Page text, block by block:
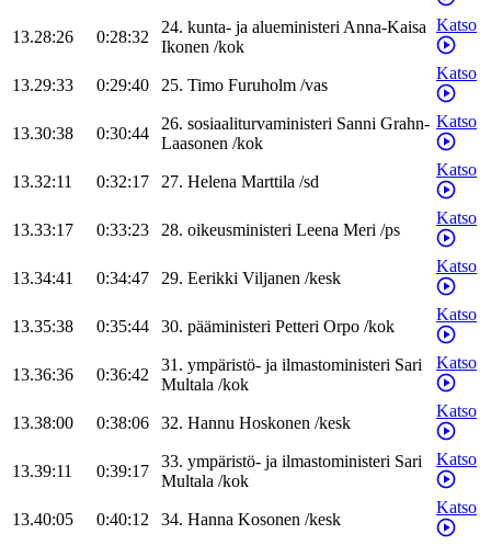
13.28:26 0:28:32
24. kunta- ja alueministeriAnna-Kaisa
Ikonen /kok
Katso
13.29:33 0:29:40 25. Timo Furuholm /vas
Katso
13.30:38 0:30:44
26. sosiaaliturvaministeri Sanni Grahn-
Laasonen /kok
Katso
13.32:11 0:32:17 27. Helena Marttila /sd
Katso
13.33:17 0:33:23 28. oikeusministeri Leena Meri /ps
Katso
13.34:41 0:34:47 29. Eerikki Viljanen /kesk
Katso
13.35:38 0:35:44 30. pääministeri Petteri Orpo /kok
Katso
13.36:36 0:36:42
31. ympäristö- ja ilmastoministeri Sari
Multala /kok
Katso
13.38:00 0:38:06 32. Hannu Hoskonen /kesk
Katso
13.39:11 0:39:17
33. ympäristö- ja ilmastoministeri Sari
Multala /kok
Katso
13.40:05 0:40:12 34. Hanna Kosonen /kesk
Katso